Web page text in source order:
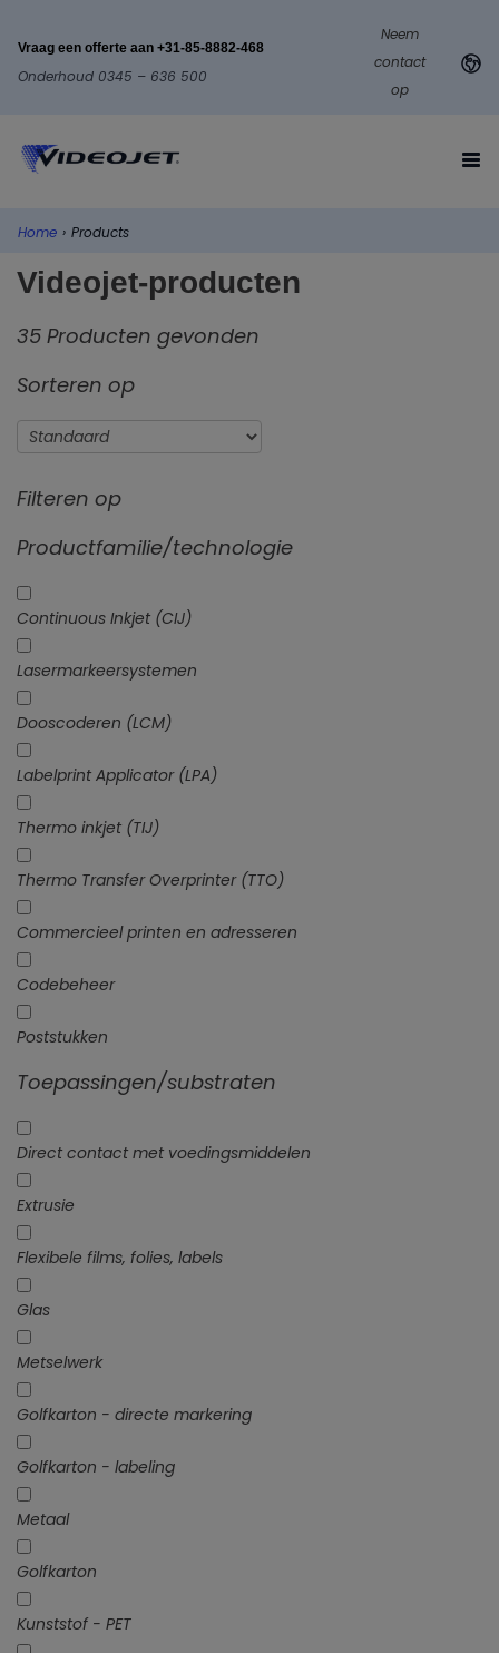
Vraag een offerte aan +31-85-8882-468
Onderhoud 0345 – 636 500
Neem
contact
op
Home › Products
Videojet-producten
35 Producten gevonden
Sorteren op
Filteren op
Productfamilie/technologie
Continuous Inkjet (CIJ)
Lasermarkeersystemen
Dooscoderen (LCM)
Labelprint Applicator (LPA)
Thermo inkjet (TIJ)
Thermo Transfer Overprinter (TTO)
Commercieel printen en adresseren
Codebeheer
Poststukken
Toepassingen/substraten
Direct contact met voedingsmiddelen
Extrusie
Flexibele films, folies, labels
Glas
Metselwerk
Golfkarton - directe markering
Golfkarton - labeling
Metaal
Golfkarton
Kunststof - PET